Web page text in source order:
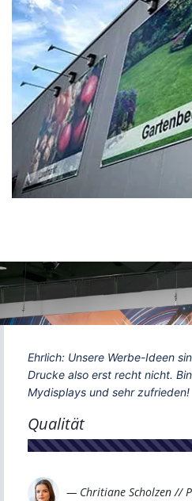
Ehrlich: Unsere Werbe-Ideen
Drucke also erst recht nicht.
Mydisplays und sehr zufrieden!
Qualität
— Chritiane Scholzen //